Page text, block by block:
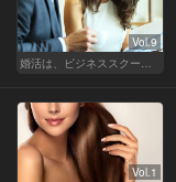
Vol.9
婚活は、ビジネススクールで！？
Vol.1